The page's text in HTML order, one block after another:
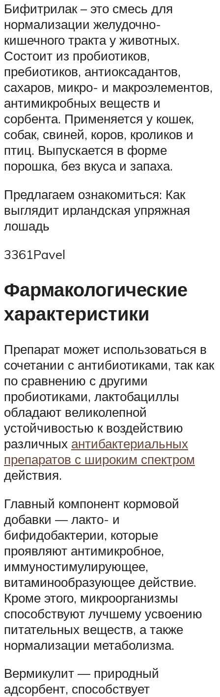
Бифитрилак – это смесь для
нормализации желудочно-
кишечного тракта у животных.
Состоит из пробиотиков,
пребиотиков, антиоксадантов,
сахаров, микро- и макроэлементов,
антимикробных веществ и
сорбента. Применяется у кошек,
собак, свиней, коров, кроликов и
птиц. Выпускается в форме
порошка, без вкуса и запаха.
Предлагаем ознакомиться: Как
выглядит ирландская упряжная
лошадь
3361Pavel
Фармакологические
характеристики
Препарат может использоваться в
сочетании с антибиотиками, так как
по сравнению с другими
пробиотиками, лактобациллы
обладают великолепной
устойчивостью к воздействию
различных антибактериальных
препаратов с широким спектром
действия.
Главный компонент кормовой
добавки — лакто- и
бифидобактерии, которые
проявляют антимикробное,
иммуностимулирующее,
витаминообразующее действие.
Кроме этого, микроорганизмы
способствуют лучшему усвоению
питательных веществ, а также
нормализации метаболизма.
Вермикулит — природный
адсорбент, способствует